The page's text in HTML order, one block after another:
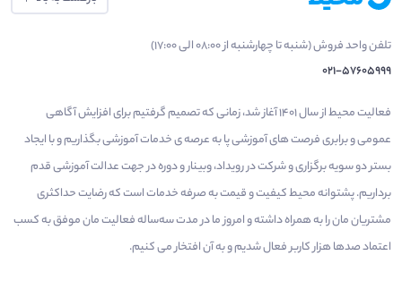
تلفن واحد فروش (شنبه تا چهارشنبه از 08:00 الی 17:00)
021-57605999
فعالیت محیط از سال 1401 آغاز شد، زمانی که تصمیم گرفتیم برای افزایش آگاهی
عمومی و برابری فرصت های آموزشی پا به عرصه ی خدمات آموزشی بگذاریم و با ایجاد
بستر دو سویه برگزاری و شرکت در رویداد، وبینار و دوره در جهت عدالت آموزشی قدم
برداریم. پشتوانه محیط کیفیت و قیمت به صرفه خدمات است که رضایت حداکثری
مشتریان مان را به همراه داشته و امروز ما در مدت سه‌ساله فعالیت مان موفق به کسب
اعتماد صدها هزار کاربر فعال شدیم و به آن افتخار می‌ کنیم.